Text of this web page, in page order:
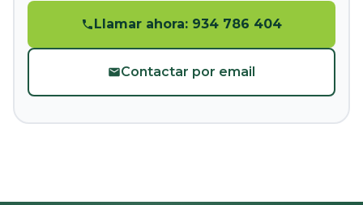
Llamar ahora: 934 786 404
Contactar por email